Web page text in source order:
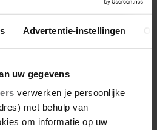
Advertentie-instellingen
uw gegevens
verwerken je persoonlijke
met behulp van
om informatie op uw
snoeien: zo wordt
lavendel dé
2 extra’s wordt je
carbonara de beste
ooit hebt geproefd